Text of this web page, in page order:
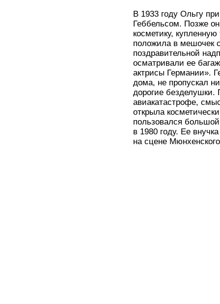
В 1933 году Ольгу
Геббельсом. Позже
косметику,
положила в мешочек
поздравительной
осматривали ее
актрисы Германии».
дома, не пропускал
дорогие безделушки.
авиакатастрофе,
открыла
пользовался
в 1980 году. Ее
на сцене